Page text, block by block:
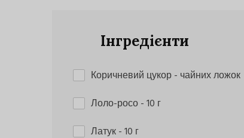
Інгредієнти
Коричневий цукор- чайних ложок
Лоло-росо- 10 г
Латук- 10 г